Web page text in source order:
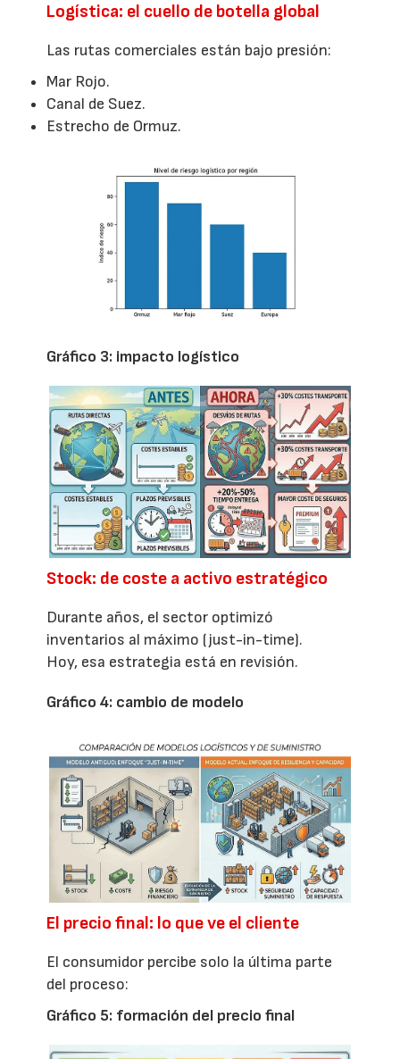
Logística: el cuello de botella global
Las rutas comerciales están bajo presión:
Mar Rojo.
Canal de Suez.
Estrecho de Ormuz.
Gráfico 3: impacto logístico
Stock: de coste a activo estratégico
Durante años, el sector optimizó
inventarios al máximo (just-in-time).
Hoy, esa estrategia está en revisión.
Gráfico 4: cambio de modelo
El precio final: lo que ve el cliente
El consumidor percibe solo la última parte
del proceso:
Gráfico 5: formación del precio final